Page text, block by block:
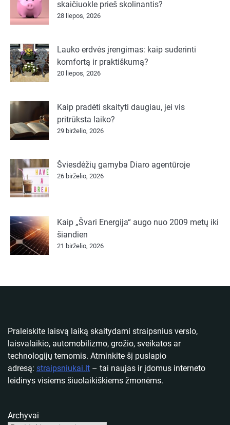
skaičiuokle prieš skolinantis?
28 liepos, 2026
Lauko erdvės įrengimas: kaip suderinti
komfortą ir praktiškumą?
20 liepos, 2026
Kaip pradėti skaityti daugiau, jei vis
pritrūksta laiko?
29 birželio, 2026
Šviesdėžių gamyba Diaro agentūroje
26 birželio, 2026
Kaip „Švari Energija“ augo nuo 2009 metų iki
šiandien
21 birželio, 2026
Praleiskite laisvą laiką skaitydami straipsnius verslo,
laisvalaikio, automobilizmo, grožio, sveikatos ar
technologijų temomis. Atminkite šį puslapio
adresą: straipsniukai.lt – tai naujas ir įdomus interneto
leidinys visiems šiuolaikiškiems žmonėms.
Archyvai